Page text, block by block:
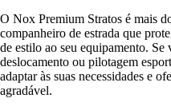
O Nox Premium Stratos é mais
companheiro de estrada que
de estilo ao seu equipamento.
deslocamento ou pilotagem
adaptar às suas necessidades e
agradável.